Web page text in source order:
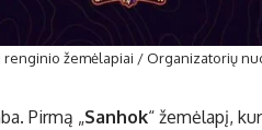
renginio žemėlapiai / Organizatorių
Pirmą „Sanhok“ žemėlapį,